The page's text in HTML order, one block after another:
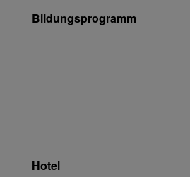
Bildungsprogramm
Hotel